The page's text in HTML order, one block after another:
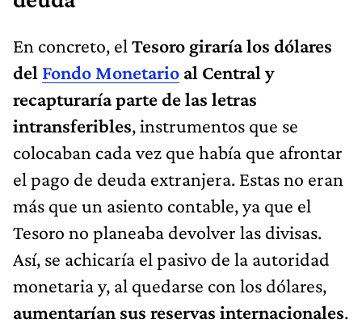
En concreto, el Tesoro giraría los dólares
del Fondo Monetario al Central y
recapturaría parte de las letras
intransferibles, instrumentos que se
colocaban cada vez que había que afrontar
el pago de deuda extranjera. Estas no eran
más que un asiento contable, ya que el
Tesoro no planeaba devolver las divisas.
Así, se achicaría el pasivo de la autoridad
monetaria y, al quedarse con los dólares,
aumentarían sus reservas internacionales.